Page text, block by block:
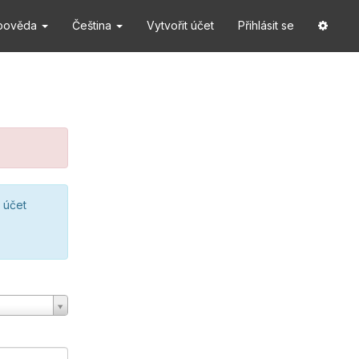
Čeština Vytvořit účet Přihlásit se
účet